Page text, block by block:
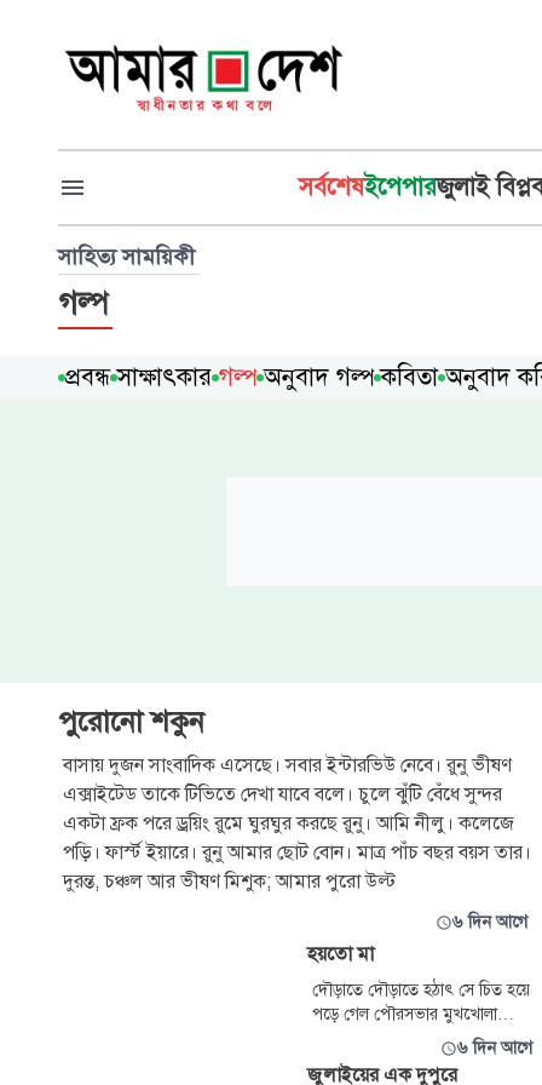
সর্বশেষইপেপারজুলাই
সাহিত্য সাময়িকী
গল্প
প্রবন্ধ সাক্ষাৎকার গল্প অনুবাদ গল্প কবিতা অনুবাদ
পুরোনো শকুন
বাসায় দুজন সাংবাদিক এসেছে। সবার ইন্টারভিউ নেবে। রুনু ভীষণ
এক্সাইটেড তাকে টিভিতে দেখা যাবে বলে। চুলে ঝুঁটি বেঁধে সুন্দর
একটা ফ্রক পরে ড্রয়িং রুমে ঘুরঘুর করছে রুনু। আমি নীলু। কলেজে
পড়ি। ফার্স্ট ইয়ারে। রুনু আমার ছোট বোন। মাত্র পাঁচ বছর বয়স তার।
দুরন্ত, চঞ্চল আর ভীষণ মিশুক; আমার পুরো উল্ট
৬ দিন আগে
হয়তো মা
দৌড়াতে দৌড়াতে হঠাৎ সে চিত হয়ে
পড়ে গেল পৌরসভার মুখখোলা
নোংরা ড্রেনের কিনারে, যেখানে
মানুষের মুতের উৎকট ঝাঁঝাল গন্ধ।
৬ দিন আগে
জুলাইয়ের এক দুপুরে